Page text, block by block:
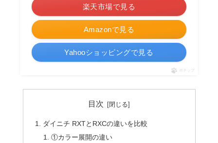
Amazonで見る
楽天市場で見る
Yahooショッピングで見る
ポチップ
目次
ダイニチ RXTとRXCの違いを比較
①カラー展開の違い